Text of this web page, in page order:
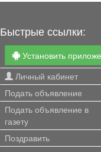
Быстрые ссылки:
Установить
Личный кабинет
Подать объявление
Подать объявление в
газету
Поздравить